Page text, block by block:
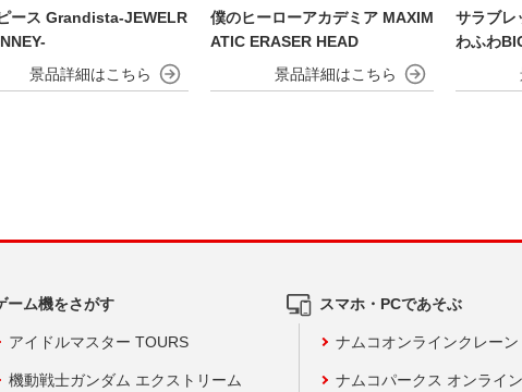
ース Grandista-JEWELR
僕のヒーローアカデミア MAXIM
ATIC ERASER HEAD
サラブ
わふわ
ーム機をさがす
アイドルマスター TOURS
機動戦士ガンダム エクストリーム
スマホ・PCであそぶ
ナムコオンラインクレーン
ナムコパークス オンライ